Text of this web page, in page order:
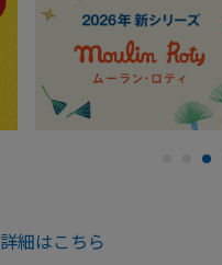
詳細はこちら